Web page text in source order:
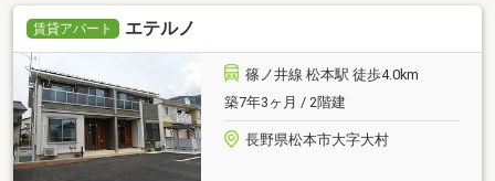
賃貸アパート エテルノ
篠ノ井線 松本駅 徒歩4.0km
築7年3ヶ月 / 2階建
長野県松本市大字大村